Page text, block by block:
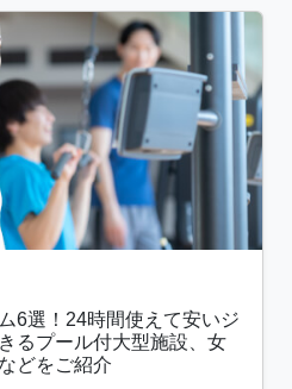
6選！24時間使えて安いジ
るプール付大型施設、女
どをご紹介